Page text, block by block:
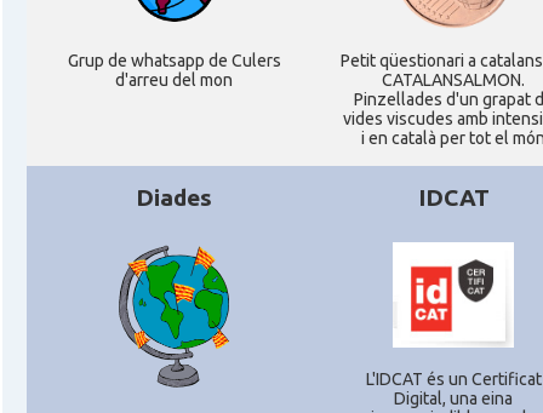
Casal North American Catalan Society (NACS)
ACCIÓ a Austin
Acció a New York
Acció ACCIÓ a Silicon Valley
Acció
Grup de whatsapp de Culers
d'arreu del mon
Petit qüestionari a
CATALANSALMON.
Pinzellades d'un grapat
vides viscudes amb
i en català per tot el
Diades IDCAT
L'IDCAT és un Certificat
Digital, una eina